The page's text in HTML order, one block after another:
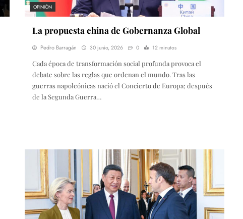
OPINIÓN
La propuesta china de Gobernanza Global
Pedro Barragán 30 junio, 2026 0 12 minutos
Cada época de transformación social profunda provoca el
debate sobre las reglas que ordenan el mundo. Tras las
guerras napoleónicas nació el Concierto de Europa; después
de la Segunda Guerra…